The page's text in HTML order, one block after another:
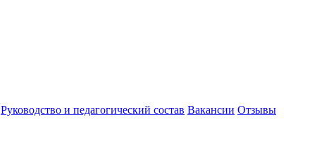
Руководство и педагогический состав Вакансии Отзывы